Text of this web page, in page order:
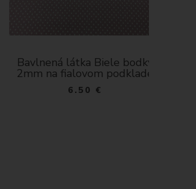
Bavlnená látka Biele bodky
2mm na fialovom podklade
6.50 €